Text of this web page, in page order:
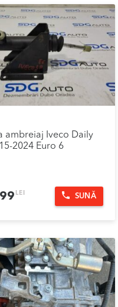
ambreiaj Iveco Daily
2024 Euro 6
LEI SUNĂ